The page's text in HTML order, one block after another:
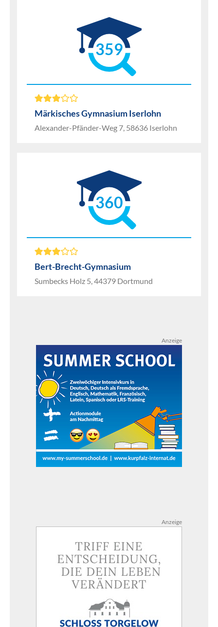
359
Märkisches Gymnasium Iserlohn
Alexander-Pfänder-Weg 7, 58636 Iserlohn
360
Bert-Brecht-Gymnasium
Sumbecks Holz 5, 44379 Dortmund
Anzeige
Anzeige